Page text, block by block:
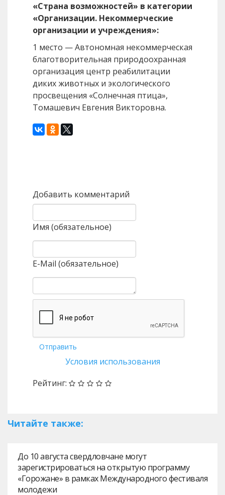
«Страна возможностей» в категории
«Организации. Некоммерческие
организации и учреждения»:
1 место — Автономная некоммерческая
благотворительная природоохранная
организация центр реабилитации
диких животных и экологического
просвещения «Солнечная птица»,
Томашевич Евгения Викторовна.
Добавить комментарий
Имя (обязательное)
E-Mail (обязательное)
Отправить
Условия использования
Рейтинг:
Читайте также:
До 10 августа свердловчане могут
зарегистрироваться на открытую программу
«Горожане» в рамках Международного фестиваля
молодежи